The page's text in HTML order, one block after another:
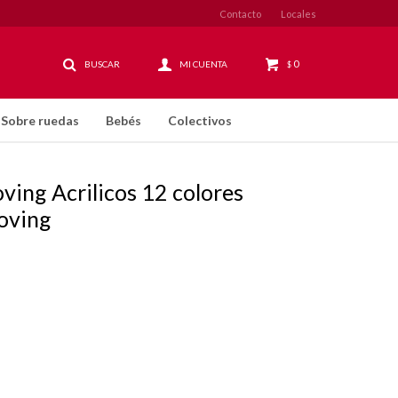
Sobre ruedas Bebés Colectivos
$ 0
Contacto Locales
Acrilicos 12 colores